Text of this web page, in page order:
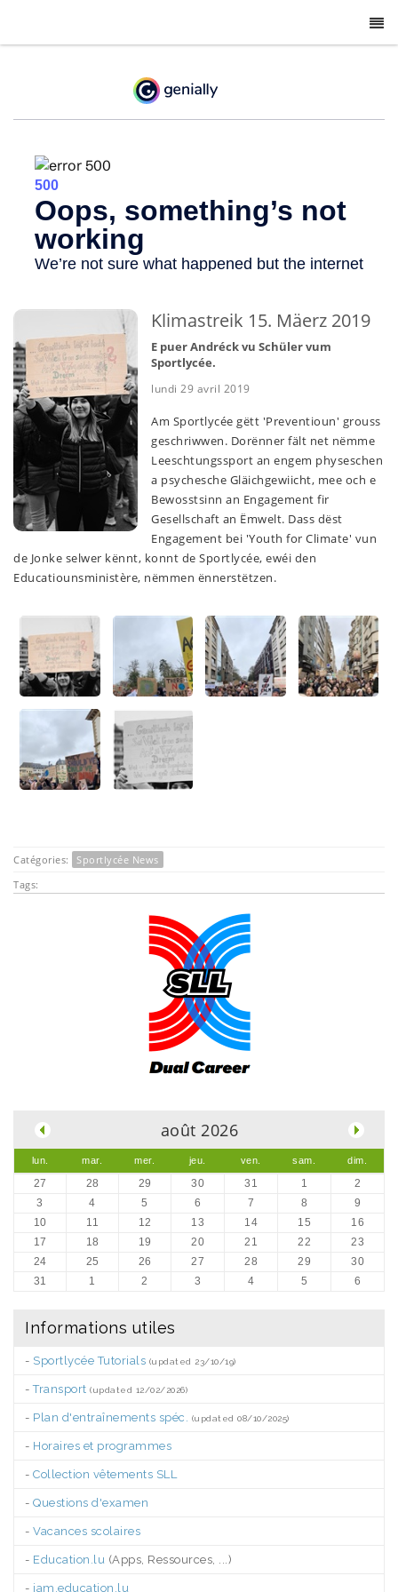
Klimastreik 15. Mäerz 2019
E puer Andréck vu Schüler vum
Sportlycée.
lundi 29 avril 2019
Am Sportlycée gëtt 'Preventioun' grouss
geschriwwen. Dorënner fält net nëmme
Leeschtungssport an engem physeschen
a psychesche Gläichgewiicht, mee och e
Bewosstsinn an Engagement fir
Gesellschaft an Ëmwelt. Dass dëst
Engagement bei 'Youth for Climate' vun
de Jonke selwer kënnt, konnt de Sportlycée, ewéi den
Educatiounsministère, nëmmen ënnerstëtzen.
Catégories:
Sportlycée News
Tags:
août 2026
lun. mar. mer. jeu. ven. sam. dim.
27 28 29 30 31 1
2
3
4 5 6 7 8
9
10
11 12 13 14 15
16
17
18 19 20 21 22
23
24
25 26 27 28 29
30
31
1 2 3 4 5 6
Informations utiles
- Sportlycée Tutorials (updated 23/10/19)
-Transport (updated 12/02/2026)
- Plan d'entraînements spéc. (updated 08/10/2025)
- Horaires et programmes
- Collection vêtements SLL
- Questions d'examen
- Vacances scolaires
- Education.lu (Apps, Ressources, ...)
- iam.education.lu